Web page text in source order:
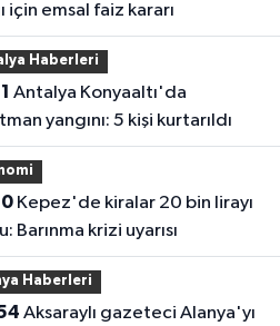
için emsal faiz kararı
Haberleri
yangını: 5 kişi kurtarıldı
Kepez'de kiralar 20 bin lirayı
Barınma krizi uyarısı
Haberleri